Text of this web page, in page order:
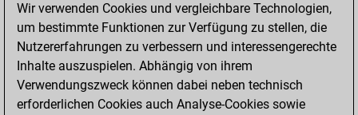
You achieved a
new Elo of 1619
Samstag,
November 9, 2024
Wir verwenden Cookies und vergleichbare Technologien,
um bestimmte Funktionen zur Verfügung zu stellen, die
Nutzererfahrungen zu verbessern und interessengerechte
Inhalte auszuspielen. Abhängig von ihrem
Verwendungszweck können dabei neben technisch
erforderlichen Cookies auch Analyse-Cookies sowie